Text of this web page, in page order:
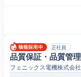
正社員
品質保証・品質管理
フェニックス電機株式会社